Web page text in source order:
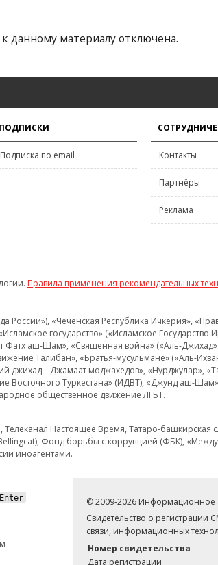
данному материалу отключена.
ПОДПИСКИ
Подписка по email Контакты
Партнёры
Реклама
Правила применения рекомендательных
«Чеченская Республика Ичкерия»,
государство» («Исламское
аш-Шам», «Священная война» («Аль-Джихад»
Талибан», «Братья-мусульмане» («Аль-
джихад – Джамаат моджахедов», «Нурджулар»,
Восточного Туркестана» (ИДВТ), «Джунд аш-
общественное движение ЛГБТ.
Настоящее Время, Татаро-
Фонд борьбы с коррупцией (ФБК),
иноагентами.
Enter .
© 2009-2026 Информационное
Свидетельство о
связи, информационных
Номер свидетельства
Дата регистрации